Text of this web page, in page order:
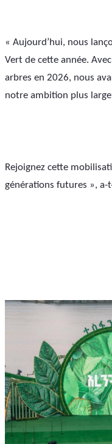
« Aujourd’hui, nous
Vert de cette année.
arbres en 2026, nous
notre ambition plus
Rejoignez cette
générations futures », a-